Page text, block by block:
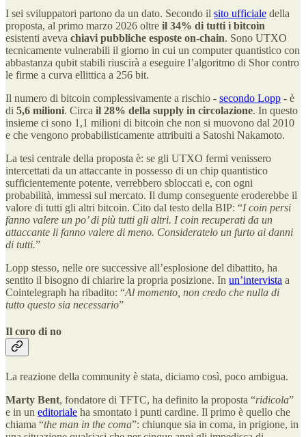
I sei sviluppatori partono da un dato. Secondo il sito ufficiale della
proposta, al primo marzo 2026 oltre il 34% di tutti i bitcoin
esistenti aveva chiavi pubbliche esposte on-chain. Sono UTXO
tecnicamente vulnerabili il giorno in cui un computer quantistico con
abbastanza qubit stabili riuscirà a eseguire l’algoritmo di Shor contro
le firme a curva ellittica a 256 bit.
Il numero di bitcoin complessivamente a rischio - secondo Lopp - è
di 5,6 milioni. Circa il 28% della supply in circolazione. In questo
insieme ci sono 1,1 milioni di bitcoin che non si muovono dal 2010
e che vengono probabilisticamente attribuiti a Satoshi Nakamoto.
La tesi centrale della proposta è: se gli UTXO fermi venissero
intercettati da un attaccante in possesso di un chip quantistico
sufficientemente potente, verrebbero sbloccati e, con ogni
probabilità, immessi sul mercato. Il dump conseguente eroderebbe il
valore di tutti gli altri bitcoin. Cito dal testo della BIP: “I coin persi
fanno valere un po’ di più tutti gli altri. I coin recuperati da un
attaccante li fanno valere di meno. Consideratelo un furto ai danni
di tutti.”
Lopp stesso, nelle ore successive all’esplosione del dibattito, ha
sentito il bisogno di chiarire la propria posizione. In un’intervista a
Cointelegraph ha ribadito: “Al momento, non credo che nulla di
tutto questo sia necessario”
Il coro di no
La reazione della community è stata, diciamo così, poco ambigua.
Marty Bent, fondatore di TFTC, ha definito la proposta “ridicola”
e in un editoriale ha smontato i punti cardine. Il primo è quello che
chiama “the man in the coma”: chiunque sia in coma, in prigione, in